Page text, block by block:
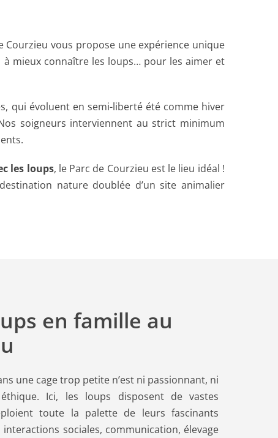
Courzieu vous propose une expérience unique
mieux connaître les loups… pour les aimer et
qui évoluent en semi-liberté été comme hiver
soigneurs interviennent au strict minimum
les loups, le Parc de Courzieu est le lieu idéal !
nature doublée d’un site animalier
en famille au
une cage trop petite n’est ni passionnant, ni
Ici, les loups disposent de vastes
toute la palette de leurs fascinants
sociales, communication, élevage